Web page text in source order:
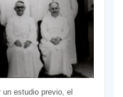
estudio previo, el